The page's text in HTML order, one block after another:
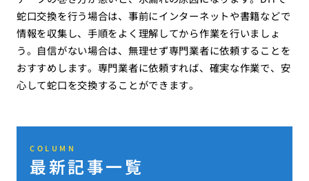
蛇口交換を行う場合は、事前にインターネットや書籍などで
情報を収集し、手順をよく理解してから作業を行いましょ
う。自信がない場合は、無理せず専門業者に依頼することを
おすすめします。専門業者に依頼すれば、確実な作業で、安
心して蛇口を交換することができます。
COLUMN
最新記事一覧